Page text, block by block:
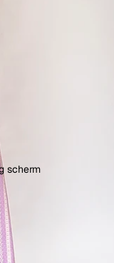
scherm